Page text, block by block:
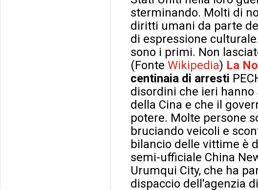
sterminando. Molti di
diritti umani da parte
di espressione
sono i primi. Non
(Fonte Wikipedia) La
centinaia di arresti
disordini che ieri
della Cina e che il
potere. Molte persone
bruciando veicoli e
bilancio delle vittime è
semi-ufficiale China
Urumqui City, che ha
dispaccio dell'agenzia